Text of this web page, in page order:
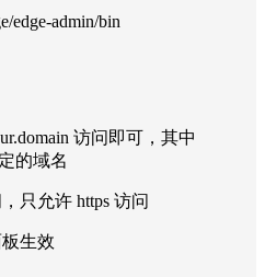
edge-admin/bin
访问即可，其中
的域名
只允许 https 访问
生效